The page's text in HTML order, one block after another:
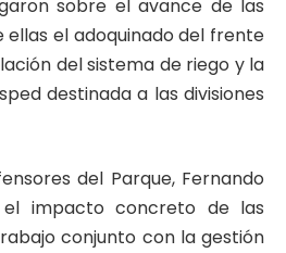
sobre el avance de las
el adoquinado del frente
del sistema de riego y la
destinada a las divisiones
del Parque, Fernando
el impacto concreto de las
conjunto con la gestión